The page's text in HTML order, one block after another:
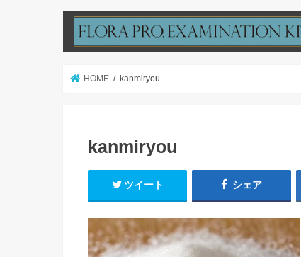
HOME kanmiryou
kanmiryou
ツイート シェア